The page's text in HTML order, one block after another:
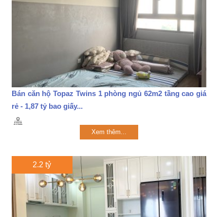
Bán căn hộ Topaz Twins 1 phòng ngủ 62m2 tầng cao giá
rẻ - 1,87 tỷ bao giấy...
Xem thêm...
2.2 tỷ